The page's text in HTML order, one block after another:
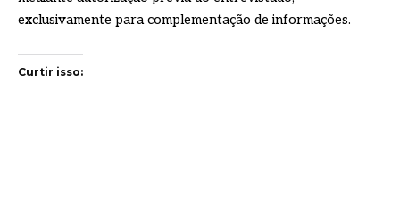
exclusivamente para complementação de informações.
Curtir isso: